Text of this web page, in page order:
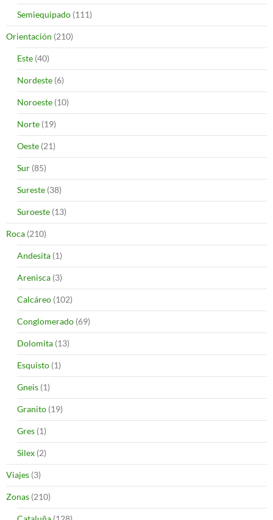
Semiequipado (111)
Orientación (210)
Este (40)
Nordeste (6)
Noroeste (10)
Norte (19)
Oeste (21)
Sur (85)
Sureste (38)
Suroeste (13)
Roca (210)
Andesita (1)
Arenisca (3)
Calcáreo (102)
Conglomerado (69)
Dolomita (13)
Esquisto (1)
Gneis (1)
Granito (19)
Gres (1)
Silex (2)
Viajes (3)
Zonas (210)